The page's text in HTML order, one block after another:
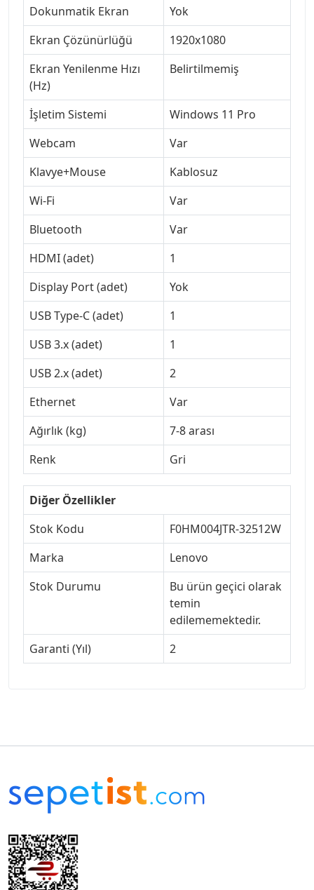
Dokunmatik Ekran
Yok
Ekran Çözünürlüğü
1920x1080
Ekran Yenilenme Hızı
(Hz)
Belirtilmemiş
İşletim Sistemi
Windows 11 Pro
Webcam
Var
Klavye+Mouse
Kablosuz
Wi-Fi
Var
Bluetooth
Var
HDMI (adet)
1
Display Port (adet)
Yok
USB Type-C (adet)
1
USB 3.x (adet)
1
USB 2.x (adet)
2
Ethernet
Var
Ağırlık (kg)
7-8 arası
Renk
Gri
Diğer Özellikler
Stok Kodu
F0HM004JTR-32512W
Marka
Lenovo
Stok Durumu
Bu ürün geçici olarak
temin
edilememektedir.
Garanti (Yıl)
2